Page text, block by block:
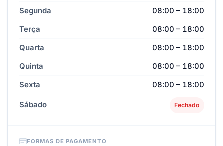
Segunda
08:00 – 18:00
Terça
08:00 – 18:00
Quarta
08:00 – 18:00
Quinta
08:00 – 18:00
Sexta
08:00 – 18:00
Sábado Fechado
FORMAS DE PAGAMENTO